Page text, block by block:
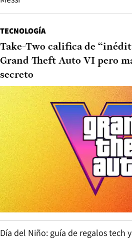
TECNOLOGÍA
Take-Two califica de
Grand Theft Auto VI pero
secreto
Día del Niño: guía de regalos tech